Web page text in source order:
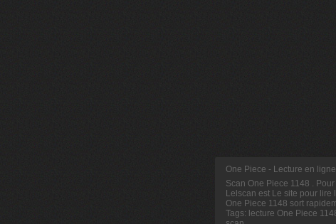
One Piece - Lecture en
Scan One Piece 1148 .
Lelscan est Le site pour lire
One Piece 1148 sort
Tags: lecture One Piece